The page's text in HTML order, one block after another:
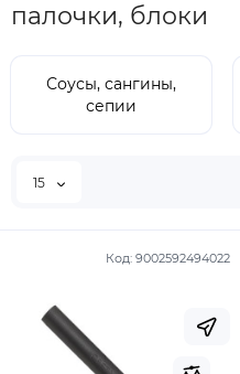
палочки, блоки
Соусы, сангины,
сепии
15
Код: 9002592494022